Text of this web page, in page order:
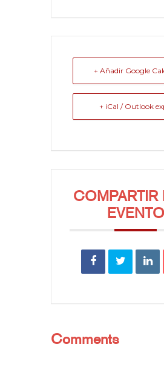
+ Añadir Google
+ iCal / Outlook
COMPARTIR
EVENTO
Comments